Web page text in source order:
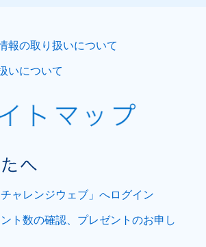
報の取り扱いについて
いについて
チャレンジウェブ」へログイン
ト数の確認、プレゼントのお申し